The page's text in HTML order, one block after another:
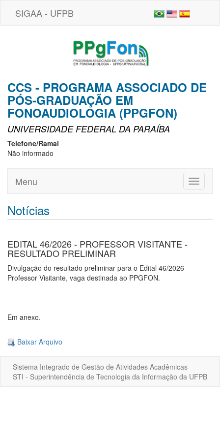
SIGAA - UFPB
CCS - PROGRAMA ASSOCIADO DE
PÓS-GRADUAÇÃO EM
FONOAUDIOLOGIA (PPGFON)
UNIVERSIDADE FEDERAL DA PARAÍBA
Telefone/Ramal
Não informado
Toggle
Menu
Notícias
EDITAL 46/2026 - PROFESSOR VISITANTE -
RESULTADO PRELIMINAR
Divulgação do resultado preliminar para o Edital 46/2026 -
Professor Visitante, vaga destinada ao PPGFON.
Em anexo.
Baixar Arquivo
Sistema Integrado de Gestão de Atividades Acadêmicas
STI - Superintendência de Tecnologia da Informação da UFPB